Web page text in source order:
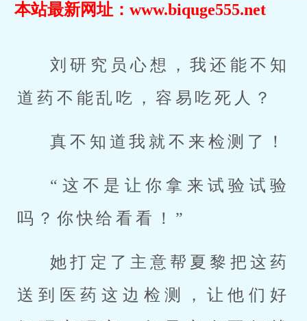
本站最新网址：www.biquge555.net
刘研究员心想，我还能不知
道药不能乱吃，容易吃死人？
真不知道我就不来检测了！
“这不是让你拿来试验试验
吗？你快给看看！”
她打定了主意帮夏黎把这药
送到医药这边检测，让他们好